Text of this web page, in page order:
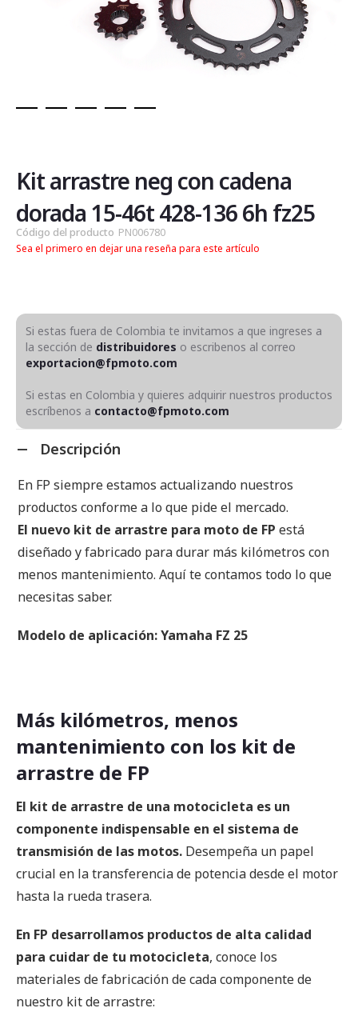
de
la
galería
de
imágenes
Kit arrastre neg con cadena
dorada 15-46t 428-136 6h fz25
Código del producto PN006780
Sea el primero en dejar una reseña para este artículo
Si estas fuera de Colombia te invitamos a que ingreses a
la sección de distribuidores o escribenos al correo
exportacion@fpmoto.com
Si estas en Colombia y quieres adquirir nuestros productos
escríbenos a contacto@fpmoto.com
Descripción
En FP siempre estamos actualizando nuestros
productos conforme a lo que pide el mercado.
El nuevo kit de arrastre para moto de FP está
diseñado y fabricado para durar más kilómetros con
menos mantenimiento. Aquí te contamos todo lo que
necesitas saber.
Modelo de aplicación: Yamaha FZ 25
Más kilómetros, menos
mantenimiento con los kit de
arrastre de FP
El kit de arrastre de una motocicleta es un
componente indispensable en el sistema de
transmisión de las motos. Desempeña un papel
crucial en la transferencia de potencia desde el motor
hasta la rueda trasera.
En FP desarrollamos productos de alta calidad
para cuidar de tu motocicleta, conoce los
materiales de fabricación de cada componente de
nuestro kit de arrastre: